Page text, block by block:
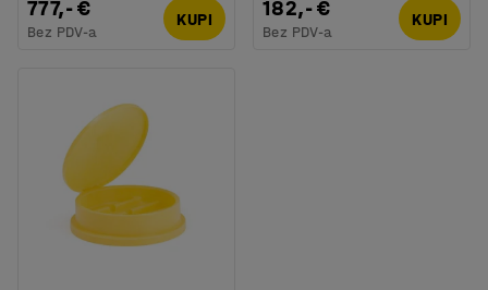
777,- €
Bez PDV-a
KUPI 182,- €
Bez PDV-a
KUPI